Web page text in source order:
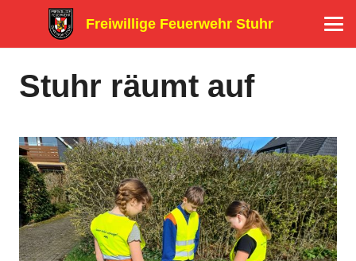
Freiwillige Feuerwehr Stuhr
Stuhr räumt auf